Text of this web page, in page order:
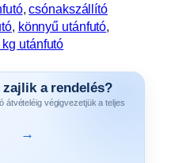
, csónakszállító
, könnyű utánfutó
utánfutó
a rendelés?
átvételéig végigvezetjük a teljes
→